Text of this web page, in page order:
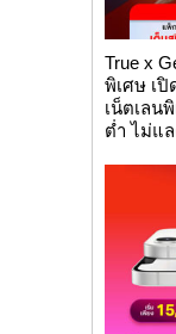
True x
พิเศษ เปิ
เน็ตเลน
ต่ำ ไม่แ